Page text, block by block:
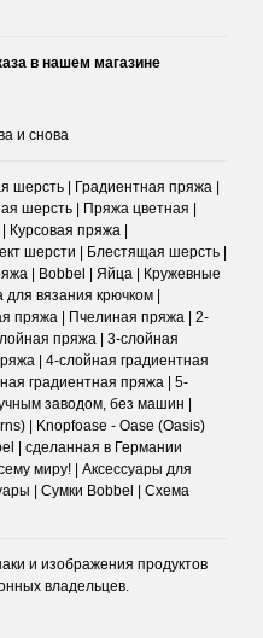
в нашем магазине
и снова
шерсть | Градиентная пряжа |
шерсть | Пряжа цветная |
Курсовая пряжа |
шерсти | Блестящая шерсть |
| Bobbel | Яйца | Кружевные
вязания крючком |
пряжа | Пчелиная пряжа | 2-
пряжа | 3-слойная
| 4-слойная градиентная
градиентная пряжа | 5-
заводом, без машин |
| Knopfoase - Oase (Oasis)
| сделанная в Германии
миру! | Аксессуары для
| Сумки Bobbel | Схема
и изображения продуктов
владельцев.